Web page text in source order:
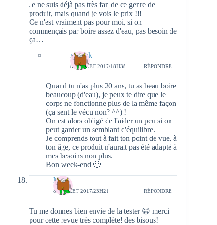
Je ne suis déjà pas très fan de ce genre de
produit, mais quand je vois le prix !!!
Ce n'est vraiment pas pour moi, si on
commençais par boire assez d'eau, pas besoin de
ça…
natieak
8 JUILLET 2017/18H38 RÉPONDRE
Quand tu n'as plus 20 ans, tu as beau boire
beaucoup (d'eau), je peux te dire que le
corps ne fonctionne plus de la même façon
(ça sent le vécu non? ^^) !
On est alors obligé de l'aider un peu si on
peut garder un semblant d'équilibre.
Je comprends tout à fait ton point de vue, à
ton âge, ce produit n'aurait pas été adapté à
mes besoins non plus.
Bon week-end 🙂
Mara
8 JUILLET 2017/23H21 RÉPONDRE
Tu me donnes bien envie de la tester 😀 merci
pour cette revue très complète! des bisous!